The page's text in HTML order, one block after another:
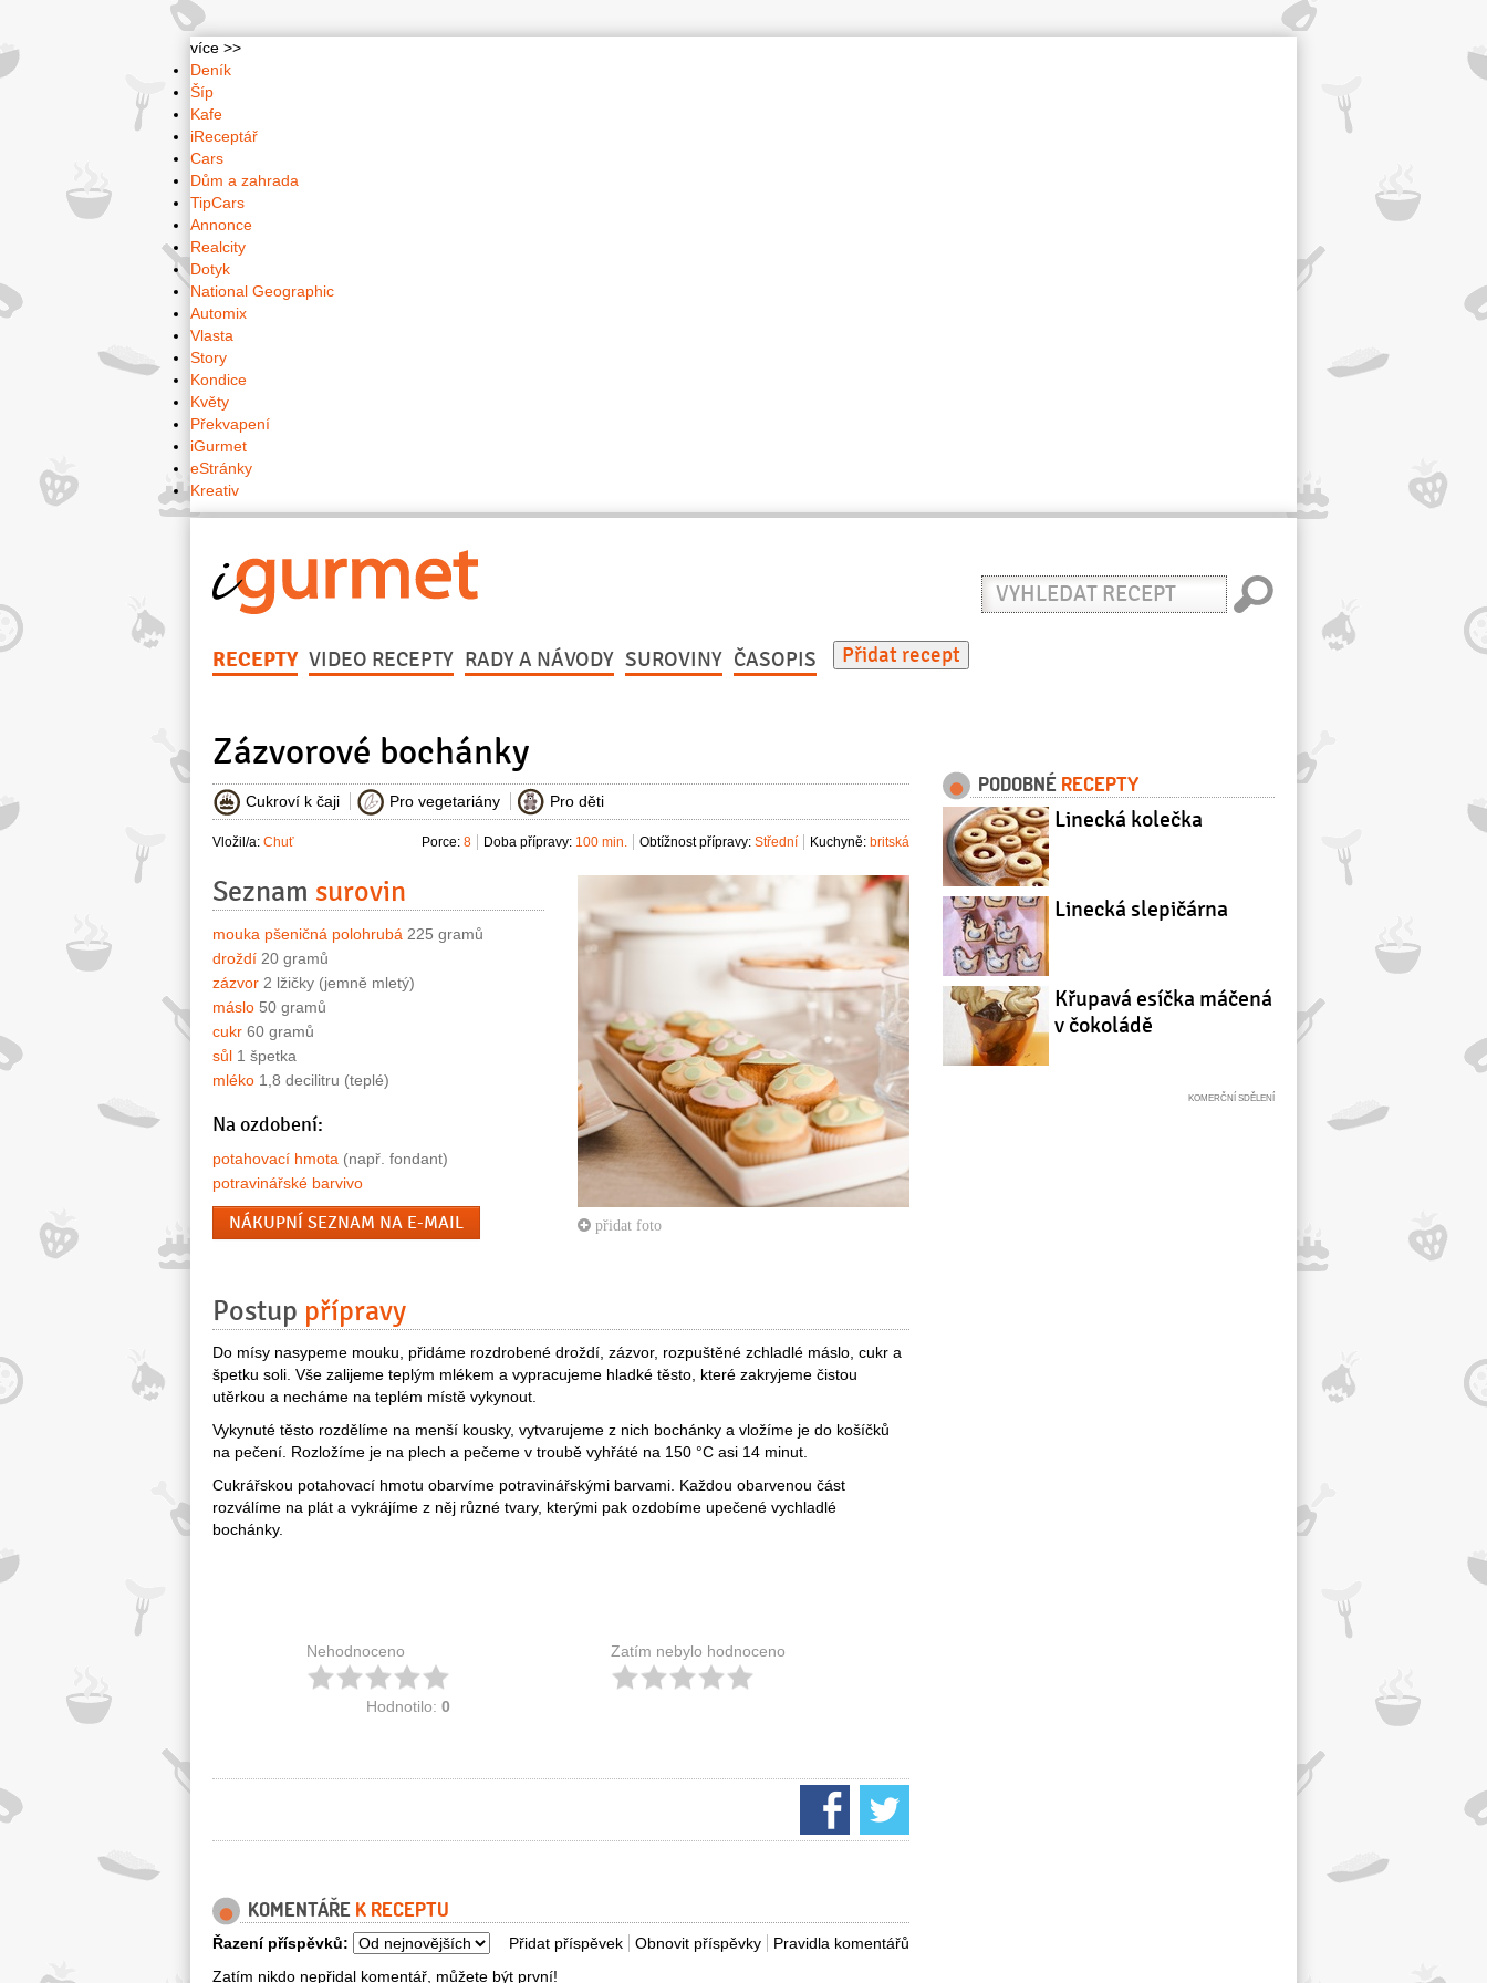
více >>
Deník
Šíp
Kafe
iReceptář
Cars
Dům a zahrada
TipCars
Annonce
Realcity
Dotyk
National Geographic
Automix
Vlasta
Story
Kondice
Květy
Překvapení
iGurmet
eStránky
Kreativ
Vyhledat
recept
RECEPTY VIDEO RECEPTY RADY A NÁVODY SUROVINY ČASOPIS Přidat recept
Zázvorové bochánky
Cukroví k čaji Pro vegetariány Pro děti
Vložil/a: Chuť Kuchyně: britská
Obtížnost přípravy: Střední
Doba přípravy: 100 min.
Porce: 8
přidat foto
Seznam surovin
mouka pšeničná polohrubá 225 gramů
droždí 20 gramů
zázvor 2 lžičky (jemně mletý)
máslo 50 gramů
cukr 60 gramů
sůl 1 špetka
mléko 1,8 decilitru (teplé)
Na ozdobení:
potahovací hmota (např. fondant)
potravinářské barvivo
NÁKUPNÍ SEZNAM NA E-MAIL
Postup přípravy
Do mísy nasypeme mouku, přidáme rozdrobené droždí, zázvor, rozpuštěné zchladlé máslo, cukr a
špetku soli. Vše zalijeme teplým mlékem a vypracujeme hladké těsto, které zakryjeme čistou
utěrkou a necháme na teplém místě vykynout.
Vykynuté těsto rozdělíme na menší kousky, vytvarujeme z nich bochánky a vložíme je do košíčků
na pečení. Rozložíme je na plech a pečeme v troubě vyhřáté na 150 °C asi 14 minut.
Cukrářskou potahovací hmotu obarvíme potravinářskými barvami. Každou obarvenou část
rozválíme na plát a vykrájíme z něj různé tvary, kterými pak ozdobíme upečené vychladlé
bochánky.
Nehodnoceno
Hodnotilo: 0
Zatím nebylo hodnoceno
KOMENTÁŘE K RECEPTU
Pravidla komentářů
Obnovit příspěvky
Přidat příspěvek
Řazení příspěvků:
Zatím nikdo nepřidal komentář, můžete být první!
PODOBNÉ RECEPTY
Linecká kolečka
Linecká slepičárna
Křupavá esíčka máčená
v čokoládě